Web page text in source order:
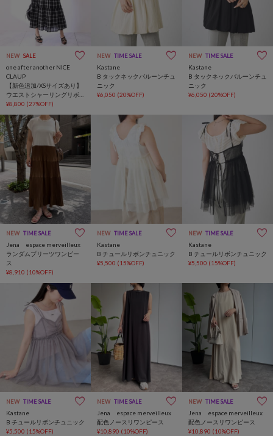
NEW SALE
one after another NICE
CLAUP
【新色追加/XSサイズあり】
ウエストシャーリングリボ
ンロングワンピース
¥8,800 (27%OFF)
NEW TIME SALE
Kastane
B タックネックバルーンチュ
ニック
¥6,050 (20%OFF)
NEW TIME SALE
Kastane
B タックネックバルーンチュ
ニック
¥6,050 (20%OFF)
NEW TIME SALE
Jena espace merveilleux
ランダムプリーツワンピー
ス
¥8,910 (10%OFF)
NEW TIME SALE
Kastane
B チュールリボンチュニック
¥5,500 (15%OFF)
NEW TIME SALE
Kastane
B チュールリボンチュニック
¥5,500 (15%OFF)
NEW TIME SALE
Kastane
B チュールリボンチュニック
¥5,500 (15%OFF)
NEW TIME SALE
Jena espace merveilleux
配色ノースリワンピース
¥10,890 (10%OFF)
NEW TIME SALE
Jena espace merveilleux
配色ノースリワンピース
¥10,890 (10%OFF)